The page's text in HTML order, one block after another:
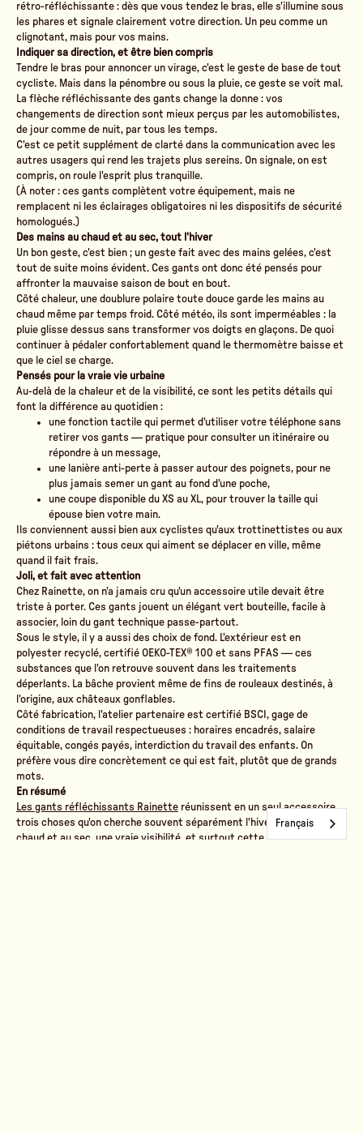
rétro-réfléchissante : dès que vous tendez le bras, elle s'illumine sous
les phares et signale clairement votre direction. Un peu comme un
clignotant, mais pour vos mains.
Indiquer sa direction, et être bien compris
Tendre le bras pour annoncer un virage, c'est le geste de base de tout
cycliste. Mais dans la pénombre ou sous la pluie, ce geste se voit mal.
La flèche réfléchissante des gants change la donne : vos
changements de direction sont mieux perçus par les automobilistes,
de jour comme de nuit, par tous les temps.
C'est ce petit supplément de clarté dans la communication avec les
autres usagers qui rend les trajets plus sereins. On signale, on est
compris, on roule l'esprit plus tranquille.
(À noter : ces gants complètent votre équipement, mais ne
remplacent ni les éclairages obligatoires ni les dispositifs de sécurité
homologués.)
Des mains au chaud et au sec, tout l'hiver
Un bon geste, c'est bien ; un geste fait avec des mains gelées, c'est
tout de suite moins évident. Ces gants ont donc été pensés pour
affronter la mauvaise saison de bout en bout.
Côté chaleur, une doublure polaire toute douce garde les mains au
chaud même par temps froid. Côté météo, ils sont imperméables : la
pluie glisse dessus sans transformer vos doigts en glaçons. De quoi
continuer à pédaler confortablement quand le thermomètre baisse et
que le ciel se charge.
Pensés pour la vraie vie urbaine
Au-delà de la chaleur et de la visibilité, ce sont les petits détails qui
font la différence au quotidien :
une fonction tactile qui permet d'utiliser votre téléphone sans
retirer vos gants — pratique pour consulter un itinéraire ou
répondre à un message,
une lanière anti-perte à passer autour des poignets, pour ne
plus jamais semer un gant au fond d'une poche,
une coupe disponible du XS au XL, pour trouver la taille qui
épouse bien votre main.
Ils conviennent aussi bien aux cyclistes qu'aux trottinettistes ou aux
piétons urbains : tous ceux qui aiment se déplacer en ville, même
quand il fait frais.
Joli, et fait avec attention
Chez Rainette, on n'a jamais cru qu'un accessoire utile devait être
triste à porter. Ces gants jouent un élégant vert bouteille, facile à
associer, loin du gant technique passe-partout.
Sous le style, il y a aussi des choix de fond. L'extérieur est en
polyester recyclé, certifié OEKO-TEX® 100 et sans PFAS — ces
substances que l'on retrouve souvent dans les traitements
déperlants. La bâche provient même de fins de rouleaux destinés, à
l'origine, aux châteaux gonflables.
Côté fabrication, l'atelier partenaire est certifié BSCI, gage de
conditions de travail respectueuses : horaires encadrés, salaire
équitable, congés payés, interdiction du travail des enfants. On
préfère vous dire concrètement ce qui est fait, plutôt que de grands
mots.
En résumé
Les gants réfléchissants Rainette réunissent en un seul accessoire
trois choses qu'on cherche souvent séparément l'hiver : des mains au
chaud et au sec, une vraie visibilité, et surtout cette flèche qui
Français